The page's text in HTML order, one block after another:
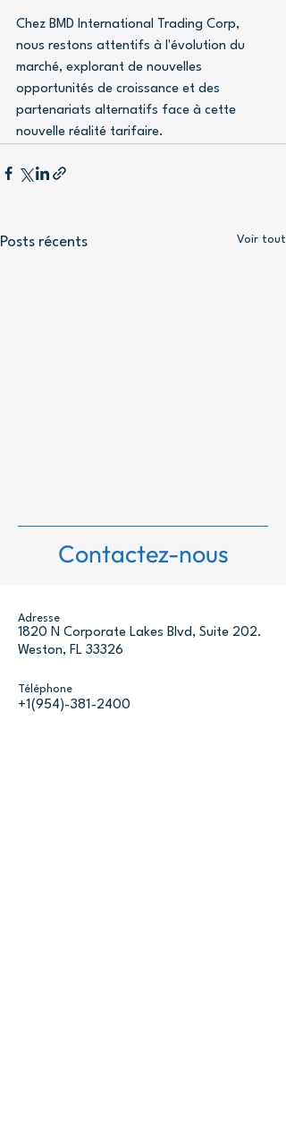
Chez BMD International Trading Corp,
nous restons attentifs à l'évolution du
marché, explorant de nouvelles
opportunités de croissance et des
partenariats alternatifs face à cette
nouvelle réalité tarifaire.
Posts récents Voir tout
Les discussions commerciales
Contactez-nous
Adresse
1820 N Corporate Lakes Blvd, Suite 202.
Weston, FL 33326
Téléphone
+1(954)-381-2400